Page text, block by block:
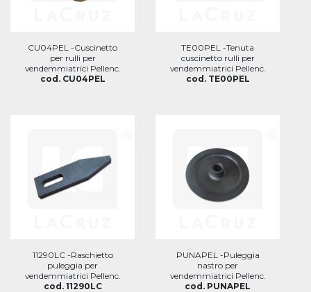
CU04PEL -Cuscinetto
per rulli per
vendemmiatrici Pellenc.
cod. CU04PEL
TE00PEL -Tenuta
cuscinetto rulli per
vendemmiatrici Pellenc.
cod. TE00PEL
11290LC -Raschietto
puleggia per
vendemmiatrici Pellenc.
cod. 11290LC
PUNAPEL -Puleggia
nastro per
vendemmiatrici Pellenc.
cod. PUNAPEL